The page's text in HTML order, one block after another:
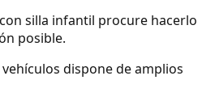
silla infantil procure hacerlo
posible.
dispone de amplios